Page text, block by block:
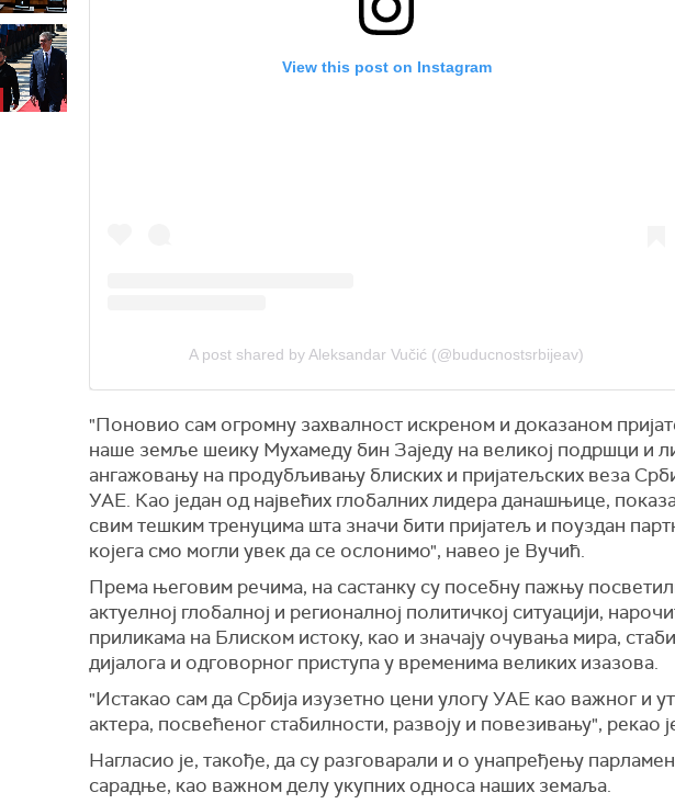
View this post on Instagram
A post shared by Aleksandar Vučić (@buducnostsrbijeav)
"Поновио сам огромну захвалност искреном и доказаном
наше земље шеику Мухамеду бин Заједу на великој подршци и
ангажовању на продубљивању блиских и пријатељских веза
УАЕ. Као један од највећих глобалних лидера данашњице,
свим тешким тренуцима шта значи бити пријатељ и поуздан
којега смо могли увек да се ослонимо", навео је Вучић.
Према његовим речима, на састанку су посебну пажњу
актуелној глобалној и регионалној политичкој ситуацији,
приликама на Блиском истоку, као и значају очувања мира,
дијалога и одговорног приступа у временима великих изазова.
"Истакао сам да Србија изузетно цени улогу УАЕ као важног и
актера, посвећеног стабилности, развоју и повезивању", рекао
Нагласио је, такође, да су разговарали и о унапређењу
сарадње, као важном делу укупних односа наших земаља.